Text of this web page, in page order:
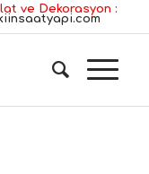
ve Dekorasyon :